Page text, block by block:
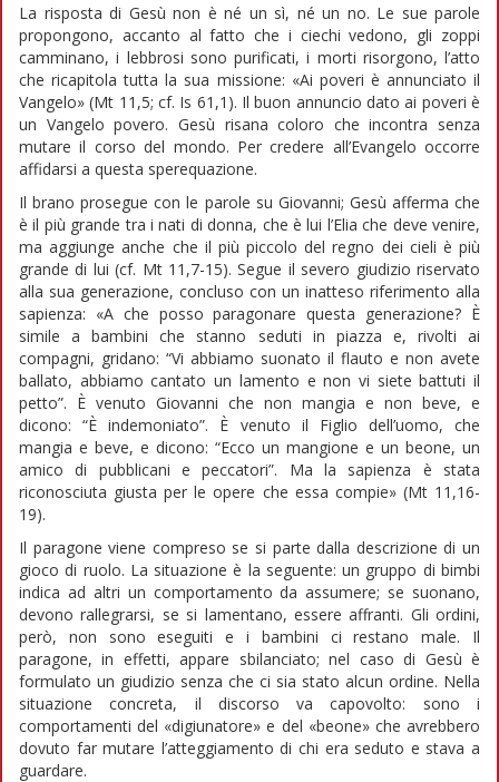
La risposta di Gesù non è né un sì, né un no. Le sue parole
propongono, accanto al fatto che i ciechi vedono, gli zoppi
camminano, i lebbrosi sono purificati, i morti risorgono, l’atto
che ricapitola tutta la sua missione: «Ai poveri è annunciato il
Vangelo» (Mt 11,5; cf. Is 61,1). Il buon annuncio dato ai poveri è
un Vangelo povero. Gesù risana coloro che incontra senza
mutare il corso del mondo. Per credere all’Evangelo occorre
affidarsi a questa sperequazione.
Il brano prosegue con le parole su Giovanni; Gesù afferma che
è il più grande tra i nati di donna, che è lui l’Elia che deve venire,
ma aggiunge anche che il più piccolo del regno dei cieli è più
grande di lui (cf. Mt 11,7-15). Segue il severo giudizio riservato
alla sua generazione, concluso con un inatteso riferimento alla
sapienza: «A che posso paragonare questa generazione? È
simile a bambini che stanno seduti in piazza e, rivolti ai
compagni, gridano: “Vi abbiamo suonato il flauto e non avete
ballato, abbiamo cantato un lamento e non vi siete battuti il
petto”. È venuto Giovanni che non mangia e non beve, e
dicono: “È indemoniato”. È venuto il Figlio dell’uomo, che
mangia e beve, e dicono: “Ecco un mangione e un beone, un
amico di pubblicani e peccatori”. Ma la sapienza è stata
riconosciuta giusta per le opere che essa compie» (Mt 11,16-
19).
Il paragone viene compreso se si parte dalla descrizione di un
gioco di ruolo. La situazione è la seguente: un gruppo di bimbi
indica ad altri un comportamento da assumere; se suonano,
devono rallegrarsi, se si lamentano, essere affranti. Gli ordini,
però, non sono eseguiti e i bambini ci restano male. Il
paragone, in effetti, appare sbilanciato; nel caso di Gesù è
formulato un giudizio senza che ci sia stato alcun ordine. Nella
situazione concreta, il discorso va capovolto: sono i
comportamenti del «digiunatore» e del «beone» che avrebbero
dovuto far mutare l’atteggiamento di chi era seduto e stava a
guardare.